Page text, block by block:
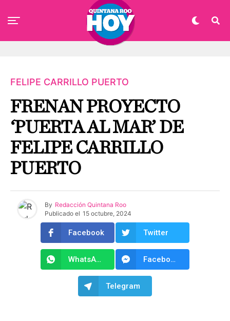
FELIPE CARRILLO PUERTO
FRENAN PROYECTO
‘PUERTA AL MAR’ DE
FELIPE CARRILLO
PUERTO
By Redacción Quintana Roo
Publicado el 15 octubre, 2024
Facebook Twitter
WhatsApp Facebook Messenger
Telegram